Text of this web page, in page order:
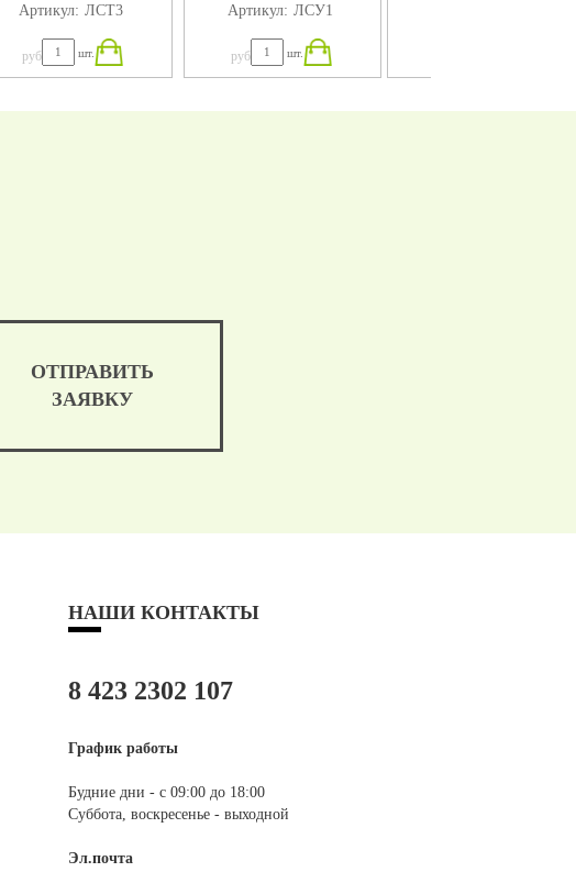
Артикул: ЛСT3
руб шт.
Артикул: ЛСУ1
руб шт.
ОТПРАВИТЬ
ЗАЯВКУ
НАШИ КОНТАКТЫ
8 423 2302 107
График работы
Будние дни - с 09:00 до 18:00
Суббота, воскресенье - выходной
Эл.почта